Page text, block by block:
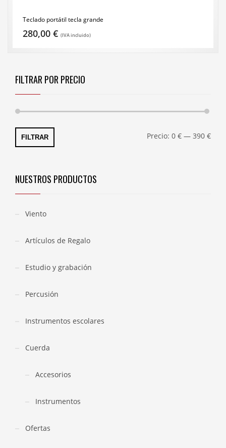
Teclado portátil tecla grande
280,00 € (IVA incluido)
FILTRAR POR PRECIO
FILTRAR Precio: 0 € — 390 €
NUESTROS PRODUCTOS
Viento
Artículos de Regalo
Estudio y grabación
Percusión
Instrumentos escolares
Cuerda
Accesorios
Instrumentos
Ofertas